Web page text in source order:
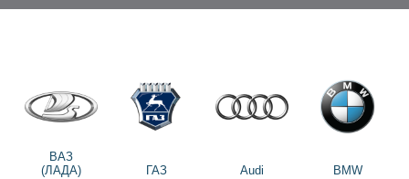
ВАЗ
(ЛАДА)
ГАЗ Audi BMW